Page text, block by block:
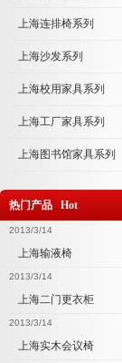
上海连排椅系列
上海沙发系列
上海校用家具系列
上海工厂家具系列
上海图书馆家具系列
热门产品 Hot
2013/3/14
上海输液椅
2013/3/14
上海二门更衣柜
2013/3/14
上海实木会议椅